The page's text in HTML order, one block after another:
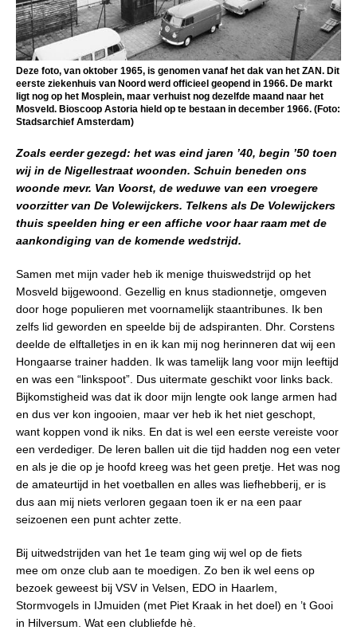
Deze foto, van oktober 1965, is genomen vanaf het dak van het ZAN. Dit
eerste ziekenhuis van Noord werd officieel geopend in 1966. De markt
ligt nog op het Mosplein, maar verhuist nog dezelfde maand naar het
Mosveld. Bioscoop Astoria hield op te bestaan in december 1966. (Foto:
Stadsarchief Amsterdam)
Zoals eerder gezegd: het was eind jaren ’40, begin ’50 toen
wij in de Nigellestraat woonden. Schuin beneden ons
woonde mevr. Van Voorst, de weduwe van een vroegere
voorzitter van De Volewijckers. Telkens als De Volewijckers
thuis speelden hing er een affiche voor haar raam met de
aankondiging van de komende wedstrijd.
Samen met mijn vader heb ik menige thuiswedstrijd op het
Mosveld bijgewoond. Gezellig en knus stadionnetje, omgeven
door hoge populieren met voornamelijk staantribunes. Ik ben
zelfs lid geworden en speelde bij de adspiranten. Dhr. Corstens
deelde de elftalletjes in en ik kan mij nog herinneren dat wij een
Hongaarse trainer hadden. Ik was tamelijk lang voor mijn leeftijd
en was een “linkspoot”. Dus uitermate geschikt voor links back.
Bijkomstigheid was dat ik door mijn lengte ook lange armen had
en dus ver kon ingooien, maar ver heb ik het niet geschopt,
want koppen vond ik niks. En dat is wel een eerste vereiste voor
een verdediger. De leren ballen uit die tijd hadden nog een veter
en als je die op je hoofd kreeg was het geen pretje. Het was nog
de amateurtijd in het voetballen en alles was liefhebberij, er is
dus aan mij niets verloren gegaan toen ik er na een paar
seizoenen een punt achter zette.
Bij uitwedstrijden van het 1e team ging wij wel op de fiets
mee om onze club aan te moedigen. Zo ben ik wel eens op
bezoek geweest bij VSV in Velsen, EDO in Haarlem,
Stormvogels in IJmuiden (met Piet Kraak in het doel) en ’t Gooi
in Hilversum. Wat een clubliefde hè.